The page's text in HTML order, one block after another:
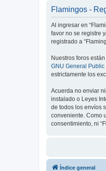
Flamingos -
Al ingresar en
favor no se registre
registrado a
Nuestros foros
GNU General
estrictamente los
Acuerda no enviar
instalado o Leyes
de todos los envíos
conveniente. Como
consentimiento, ni
Índice general